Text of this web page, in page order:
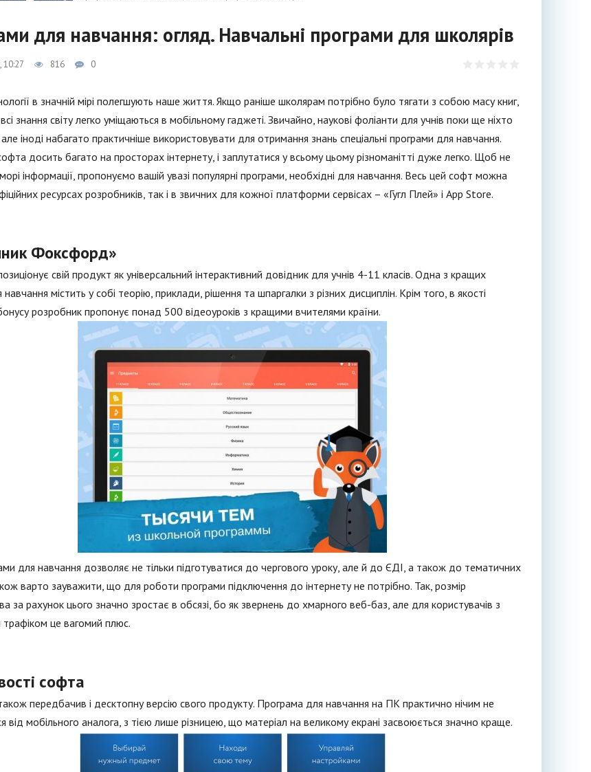
для навчання: огляд. Навчальні програми для школярів
10:27 816 0
в значній мірі полегшують наше життя. Якщо раніше школярам потрібно було тягати з собою масу книг,
знання світу легко уміщаються в мобільному гаджеті. Звичайно, наукові фоліанти для учнів поки ще ніхто
але іноді набагато практичніше використовувати для отримання знань спеціальні програми для навчання.
досить багато на просторах інтернету, і заплутатися у всьому цьому різноманітті дуже легко. Щоб не
інформації, пропонуємо вашій увазі популярні програми, необхідні для навчання. Весь цей софт можна
ресурсах розробників, так і в звичних для кожної платформи сервісах – «Гугл Плей» і App Store.
Фоксфорд»
свій продукт як універсальний інтерактивний довідник для учнів 4-11 класів. Одна з кращих
містить у собі теорію, приклади, рішення та шпаргалки з різних дисциплін. Крім того, в якості
розробник пропонує понад 500 відеоуроків з кращими вчителями країни.
для навчання дозволяє не тільки підготуватися до чергового уроку, але й до ЄДІ, а також до тематичних
варто зауважити, що для роботи програми підключення до інтернету не потрібно. Так, розмір
за рахунок цього значно зростає в обсязі, бо як звернень до хмарного веб-баз, але для користувачів з
трафіком це вагомий плюс.
софта
передбачив і десктопну версію свого продукту. Програма для навчання на ПК практично нічим не
від мобільного аналога, з тією лише різницею, що матеріал на великому екрані засвоюється значно краще.